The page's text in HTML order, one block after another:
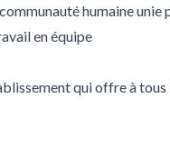
humaine unie
en équipe
qui offre à tous